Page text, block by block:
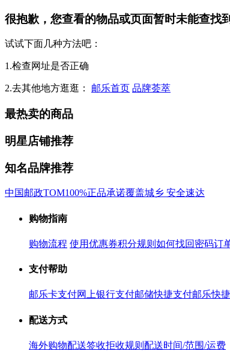
很抱歉，您查看的物品或页面暂时未能查找
试试下面几种方法吧：
1.检查网址是否正确
2.去其他地方逛逛： 邮乐首页 品牌荟萃
最热卖的商品
明星店铺推荐
知名品牌推荐
中国邮政TOM100%正品承诺覆盖城乡 安全速达
购物指南
购物流程 使用优惠券积分规则 如何找回密码订
支付帮助
邮乐卡支付网上银行支付邮储快捷支付邮乐快
配送方式
海外购物配送签收拒收规则 配送时间/范围/运费